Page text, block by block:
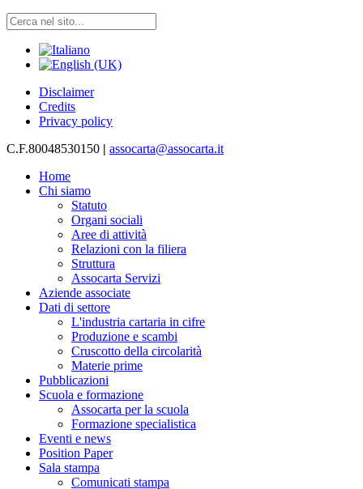
Disclaimer
Credits
Privacy policy
C.F.80048530150 | assocarta@assocarta.it
Home
Chi siamo
Statuto
Organi sociali
Aree di attività
Relazioni con la filiera
Struttura
Assocarta Servizi
Aziende associate
Dati di settore
L'industria cartaria in cifre
Produzione e scambi
Cruscotto della circolarità
Materie prime
Pubblicazioni
Scuola e formazione
Assocarta per la scuola
Formazione specialistica
Eventi e news
Position Paper
Sala stampa
Comunicati stampa